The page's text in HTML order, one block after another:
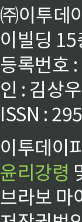
㈜이투데
이빌딩
등록번호
인 : 김상
ISSN :
이투데이
윤리강령
브라보 마